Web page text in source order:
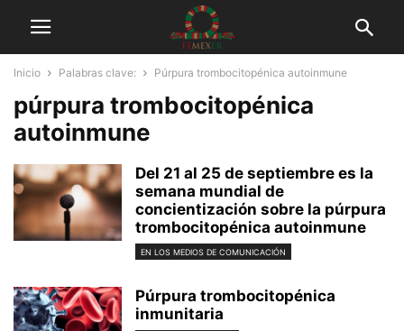
Inicio Palabras clave: Púrpura trombocitopénica autoinmune
púrpura trombocitopénica
autoinmune
Del 21 al 25 de septiembre es la
semana mundial de
concientización sobre la púrpura
trombocitopénica autoinmune
EN LOS MEDIOS DE COMUNICACIÓN
Púrpura trombocitopénica
inmunitaria